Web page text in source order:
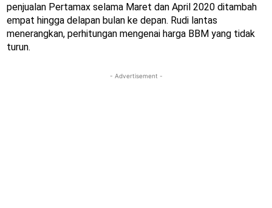
penjualan Pertamax selama Maret dan April 2020 ditambah
empat hingga delapan bulan ke depan. Rudi lantas
menerangkan, perhitungan mengenai harga BBM yang tidak
turun.
- Advertisement -